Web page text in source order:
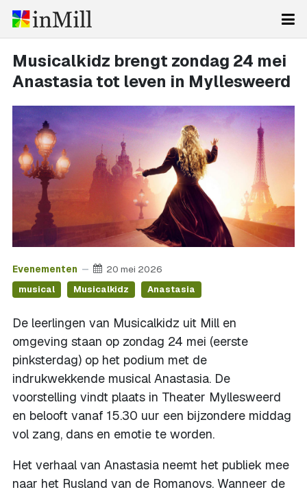
Musicalkidz brengt zondag 24 mei
Anastasia tot leven in Myllesweerd
Evenementen 20 mei 2026
musical Musicalkidz Anastasia
De leerlingen van Musicalkidz uit Mill en
omgeving staan op zondag 24 mei (eerste
pinksterdag) op het podium met de
indrukwekkende musical Anastasia. De
voorstelling vindt plaats in Theater Myllesweerd
en belooft vanaf 15.30 uur een bijzondere middag
vol zang, dans en emotie te worden.
Het verhaal van Anastasia neemt het publiek mee
naar het Rusland van de Romanovs. Wanneer de